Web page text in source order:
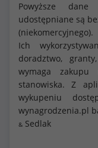
Powyższe
udostępniane są
(niekomercyjnego).
Ich
doradztwo,
wymaga
stanowiska. Z
wykupeniu
wynagrodzenia.pl
& Sedlak